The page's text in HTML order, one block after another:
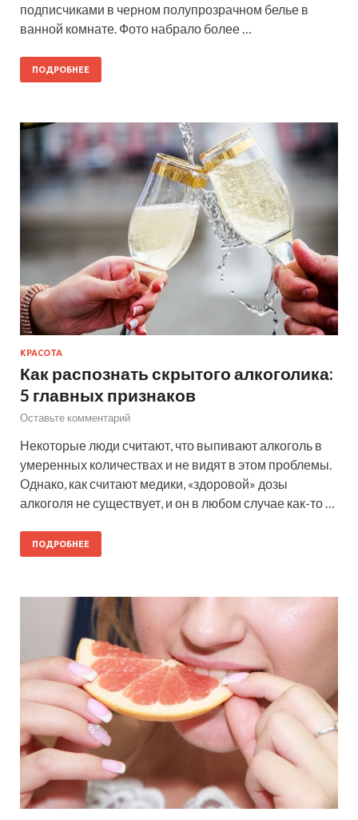
подписчиками в черном полупрозрачном белье в
ванной комнате. Фото набрало более …
ПОДРОБНЕЕ
КРАСОТА
Как распознать скрытого алкоголика:
5 главных признаков
Оставьте комментарий
Некоторые люди считают, что выпивают алкоголь в
умеренных количествах и не видят в этом проблемы.
Однако, как считают медики, «здоровой» дозы
алкоголя не существует, и он в любом случае как-то …
ПОДРОБНЕЕ